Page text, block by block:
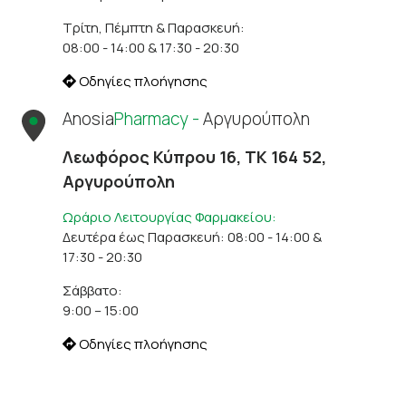
Τρίτη, Πέμπτη & Παρασκευή:
08:00 - 14:00 & 17:30 - 20:30
Οδηγίες πλοήγησης
AnosiaPharmacy -Αργυρούπολη
Λεωφόρος Κύπρου 16, ΤΚ 164 52,
Αργυρούπολη
Ωράριο Λειτουργίας Φαρμακείου:
Δευτέρα έως Παρασκευή: 08:00 - 14:00 &
17:30 - 20:30
Σάββατο:
9:00 – 15:00
Οδηγίες πλοήγησης